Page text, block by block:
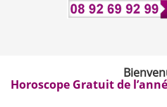
Horoscope Gratuit de